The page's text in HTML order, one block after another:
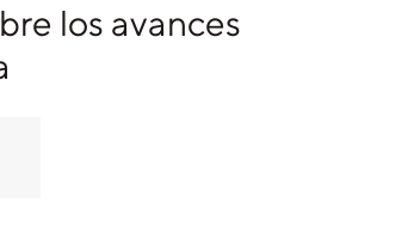
los avances